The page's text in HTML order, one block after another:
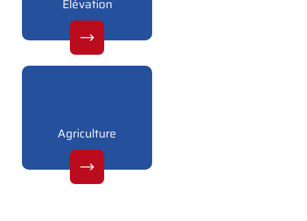
Élévation
Agriculture